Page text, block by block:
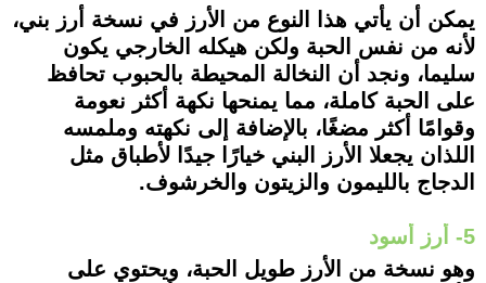
يمكن أن يأتي هذا النوع من الأرز في نسخة أرز بني،
لأنه من نفس الحبة ولكن هيكله الخارجي يكون
سليما، ونجد أن النخالة المحيطة بالحبوب تحافظ
على الحبة كاملة، مما يمنحها نكهة أكثر نعومة
وقوامًا أكثر مضغًا، بالإضافة إلى نكهته وملمسه
اللذان يجعلا الأرز البني خيارًا جيدًا لأطباق مثل
الدجاج بالليمون والزيتون والخرشوف.
5- أرز أسود
وهو نسخة من الأرز طويل الحبة، ويحتوي على